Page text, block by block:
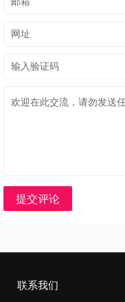
提交评论
联系我们